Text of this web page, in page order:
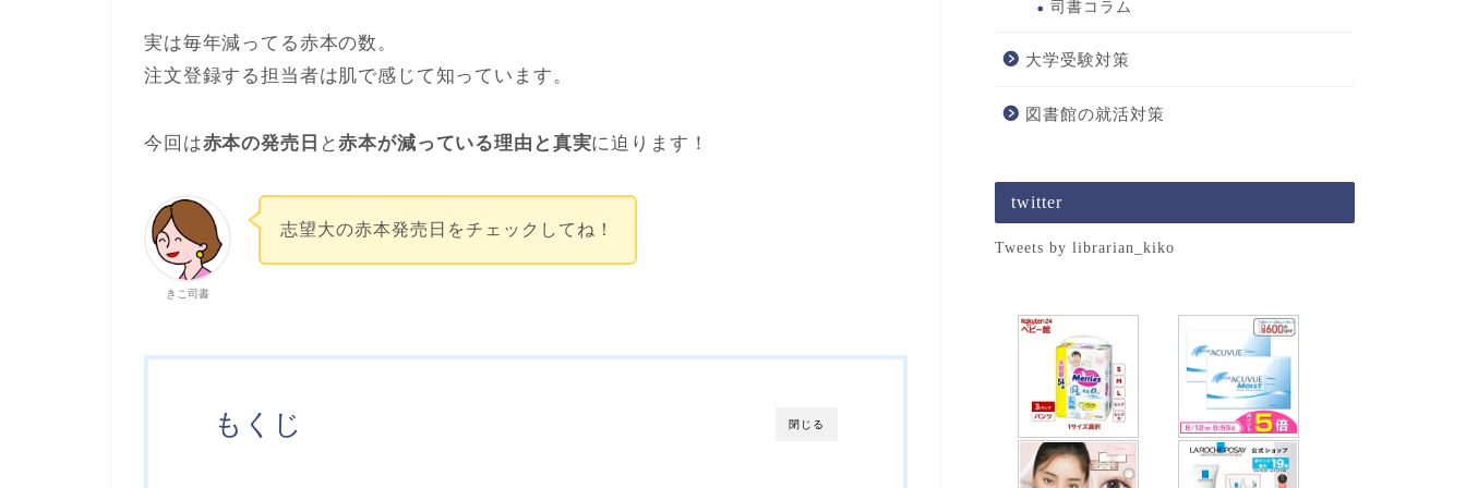
実は毎年減ってる赤本の数。
注文登録する担当者は肌で感じて知っています。
今回は赤本の発売日 と赤本が減っている理由と真実に迫ります！
きこ司書
志望大の赤本発売日をチェックしてね！
閉じる
もくじ
司書コラム
大学受験対策
図書館の就活対策
twitter
Tweets by librarian_kiko